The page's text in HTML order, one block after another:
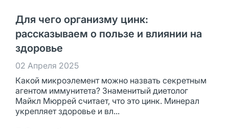
Для чего организму цинк:
рассказываем о пользе и влиянии на
здоровье
02 Апреля 2025
Какой микроэлемент можно назвать секретным
агентом иммунитета? Знаменитый диетолог
Майкл Мюррей считает, что это цинк. Минерал
укрепляет здоровье и вл...